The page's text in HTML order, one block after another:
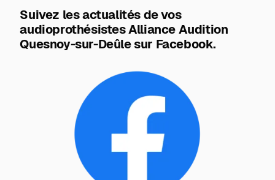
Suivez les actualités de vos
audioprothésistes Alliance Audition
Quesnoy-sur-Deûle sur Facebook.